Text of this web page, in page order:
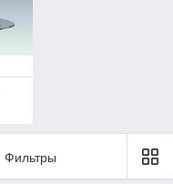
Фильтры